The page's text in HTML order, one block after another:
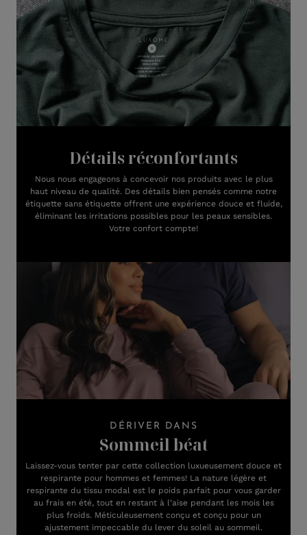
Détails réconfortants
Nous nous engageons à concevoir nos produits avec le plus
haut niveau de qualité. Des détails bien pensés comme notre
étiquette sans étiquette offrent une expérience douce et fluide,
éliminant les irritations possibles pour les peaux sensibles.
Votre confort compte!
DÉRIVER DANS
Sommeil béat
Laissez-vous tenter par cette collection luxueusement douce et
respirante pour hommes et femmes! La nature légère et
respirante du tissu modal est le poids parfait pour vous garder
au frais en été, tout en restant à l’aise pendant les mois les
plus froids. Méticuleusement conçu et conçu pour un
ajustement impeccable du lever du soleil au sommeil.